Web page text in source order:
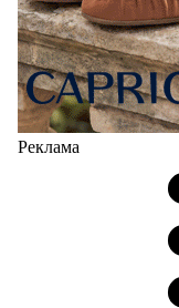
Реклама